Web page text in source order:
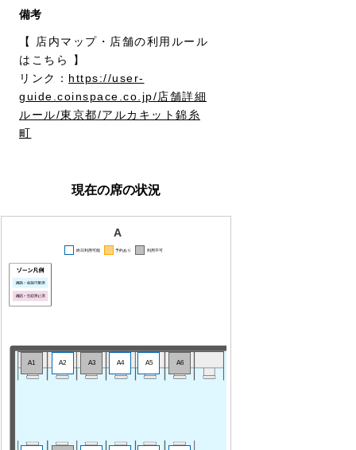
備考
【 店内マップ・店舗の利用ルール
はこちら 】
リンク： https://user-
guide.coinspace.co.jp/店舗詳細
ルール/東京都/アルカキット錦糸
町
現在の席の状況
A
終日利用可能 予約あり 利用不可
A1 A2 A3 A4 A5 A6